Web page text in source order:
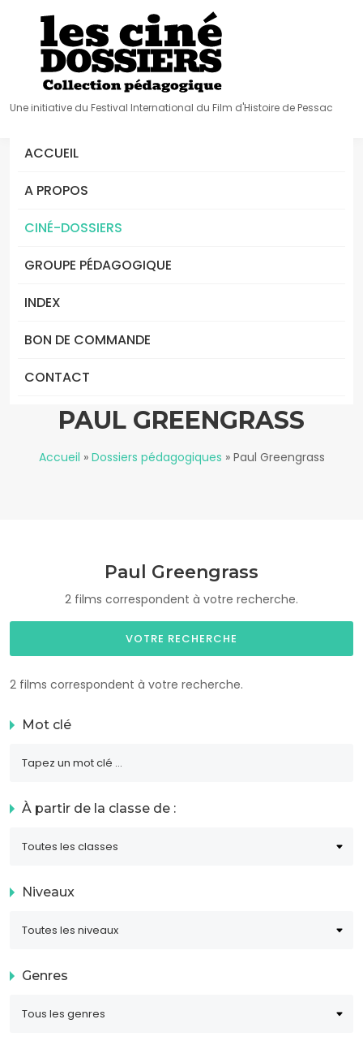
Une initiative du Festival International du Film d'Histoire de Pessac
ACCUEIL
A PROPOS
CINÉ-DOSSIERS
GROUPE PÉDAGOGIQUE
INDEX
BON DE COMMANDE
CONTACT
PAUL GREENGRASS
Accueil » Dossiers pédagogiques » Paul Greengrass
Paul Greengrass
2 films correspondent à votre recherche.
VOTRE RECHERCHE
2 films correspondent à votre recherche.
Mot clé
À partir de la classe de :
Niveaux
Genres